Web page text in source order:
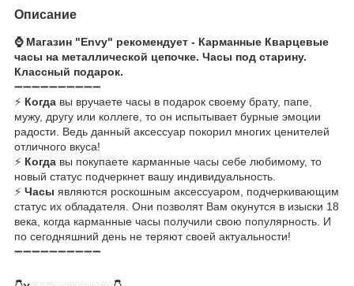
Описание
⌚ Магазин "Envy" рекомендует - Карманные Кварцевые
часы на металлической цепочке. Часы под старину.
Классный подарок.
➖➖➖➖➖➖➖➖➖➖
⚡ Когда вы вручаете часы в подарок своему брату, папе,
мужу, другу или коллеге, то он испытывает бурные эмоции
радости. Ведь данный аксессуар покорил многих ценителей
отличного вкуса!
⚡ Когда вы покупаете карманные часы себе любимому, то
новый статус подчеркнет вашу индивидуальность.
⚡ Часы являются роскошным аксессуаром, подчеркивающим
статус их обладателя. Они позволят Вам окунутся в изыски 18
века, когда карманные часы получили свою популярность. И
по сегодняшний день не теряют своей актуальности!
➖➖➖➖➖➖➖➖➖➖